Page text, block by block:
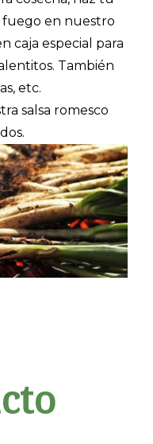
fuego en nuestro
caja especial para
También
etc.
salsa romesco